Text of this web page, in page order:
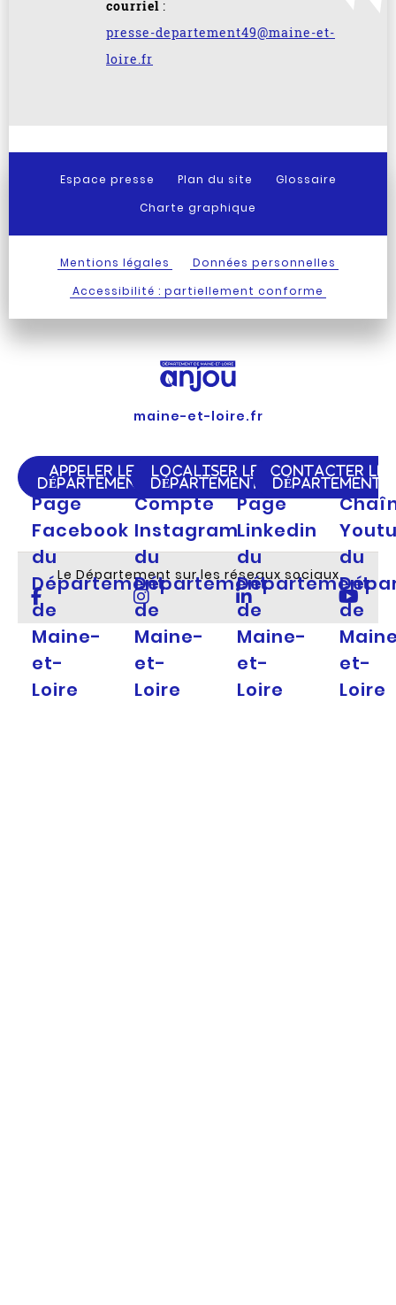
courriel :
presse-departement49@maine-et-
loire.fr
Espace presse Plan du site
Glossaire
Charte graphique
Mentions légales
Données personnelles
Accessibilité : partiellement conforme
maine-et-loire.fr
APPELER LE
DÉPARTEMENT
LOCALISER LE
DÉPARTEMENT
CONTACTER LE
DÉPARTEMENT
Le Département sur les réseaux sociaux
Page
Facebook
du
Département
de
Maine-
et-
Loire
Compte
Instagram
du
Département
de
Maine-
et-
Loire
Page
Linkedin
du
Département
de
Maine-
et-
Loire
du
de
et-
Loire